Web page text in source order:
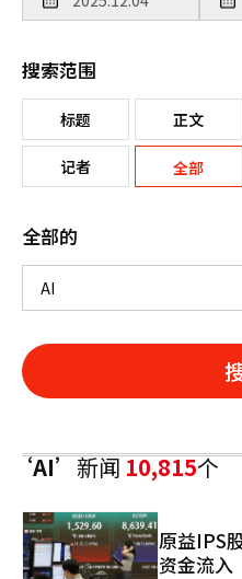
搜索范围
标题 正文
记者 全部
全部的
‘AI’新闻10,815个
原益IPS
资金流入